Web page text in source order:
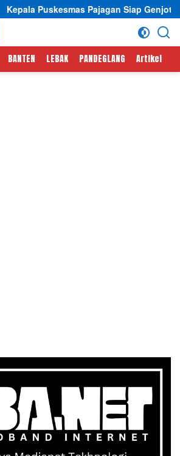
Pajagan Siap Genjot Tracking TBC dan
BANTEN LEBAK PANDEGLANG Artikel